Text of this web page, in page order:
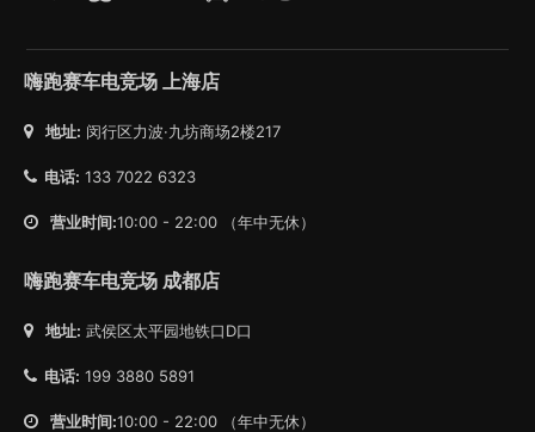
嗨跑赛车电竞场 上海店
地址: 闵行区力波·九坊商场2楼217
电话: 133 7022 6323
营业时间:10:00 - 22:00 （年中无休）
嗨跑赛车电竞场 成都店
地址: 武侯区太平园地铁口D口
电话: 199 3880 5891
营业时间:10:00 - 22:00 （年中无休）